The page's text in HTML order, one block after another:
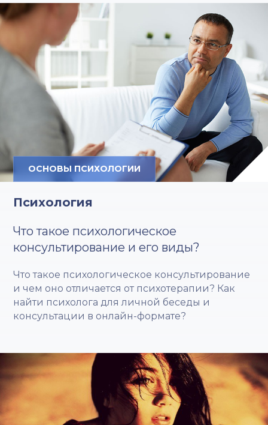
ОСНОВЫ ПСИХОЛОГИИ
Психология
Что такое психологическое
консультирование и его виды?
Что такое психологическое консультирование
и чем оно отличается от психотерапии? Как
найти психолога для личной беседы и
консультации в онлайн-формате?